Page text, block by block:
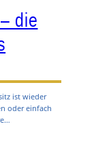
die
ist wieder
oder einfach